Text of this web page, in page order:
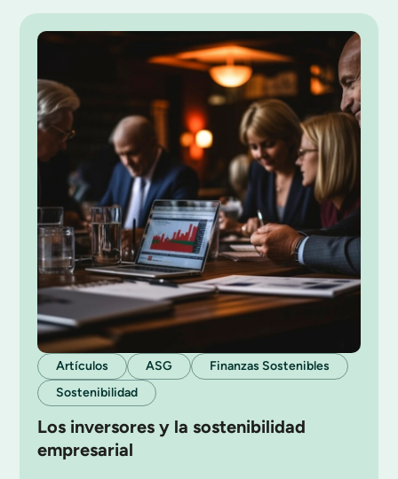
Artículos ASG
Finanzas Sostenibles
Sostenibilidad
Los inversores y la sostenibilidad
empresarial